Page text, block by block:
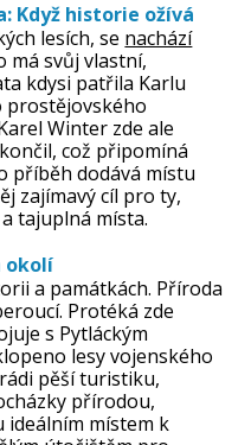
Když historie ožívá
lesích, se nachází
má svůj vlastní,
kdysi patřila Karlu
prostějovského
Winter zde ale
což připomíná
příběh dodává místu
zajímavý cíl pro ty,
tajuplná místa.
okolí
a památkách. Příroda
Protéká zde
s Pytláckým
lesy vojenského
pěší turistiku,
přírodou,
ideálním místem k